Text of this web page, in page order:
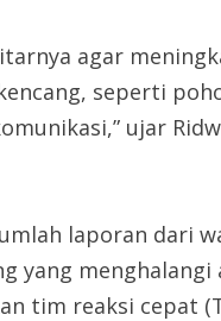
agar
seperti
ujar
laporan dari
menghalangi
tim reaksi cepat